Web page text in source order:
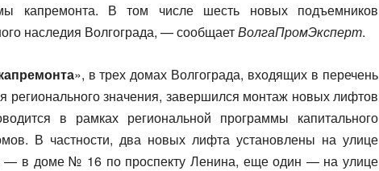
капремонта. В том числе шесть новых подъемников
наследия Волгограда, — сообщаетВолгаПромЭксперт.
», в трех домах Волгограда, входящих в перечень
регионального значения, завершился монтаж новых лифтов
в рамках региональной программы капитального
В частности, два новых лифта установлены на улице
— в доме № 16 по проспекту Ленина, еще один — на улице